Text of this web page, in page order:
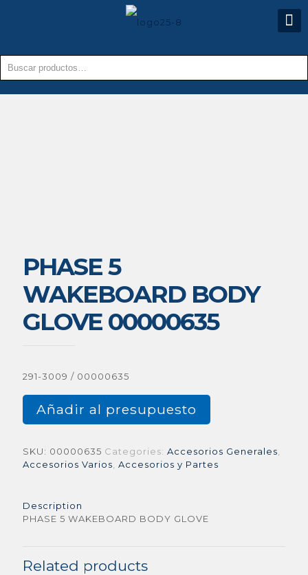
PHASE 5
WAKEBOARD BODY
GLOVE 00000635
291-3009 / 00000635
Añadir al presupuesto
SKU: 00000635 Categories: Accesorios Generales
Accesorios Varios Accesorios y Partes
Description
PHASE 5 WAKEBOARD BODY GLOVE
Related products